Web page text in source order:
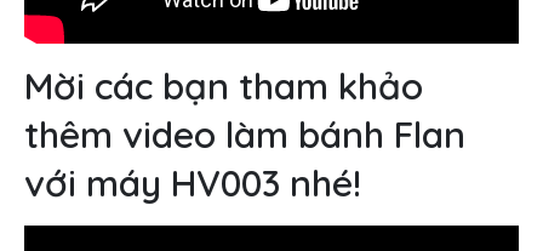
Mời các bạn tham khảo
thêm video làm bánh Flan
với máy HV003 nhé!